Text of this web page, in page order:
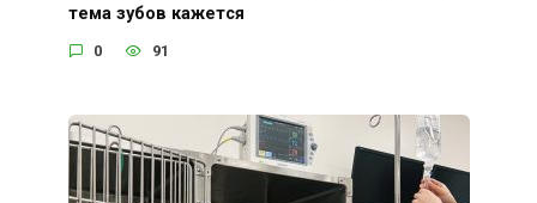
тема зубов кажется
0 91